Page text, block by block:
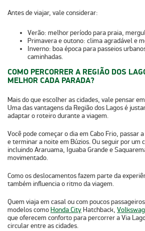
Antes de viajar, vale considerar:
Verão: melhor período para praia,
Primavera e outono: clima agradável e
Inverno: boa época para passeios
caminhadas.
COMO PERCORRER A REGIÃO DOS
MELHOR CADA PARADA?
Mais do que escolher as cidades, vale pensar
Uma das vantagens da Região dos Lagos é
adaptar o roteiro durante a viagem.
Você podecomeçar o dia em Cabo Frio, passar
e terminar a noite em Búzios.Ou seguir por um
incluindo Araruama, Iguaba Grande e
movimentado.
Como os deslocamentos fazem parte da
também influencia o ritmo da viagem.
Quem viaja em casal ou com poucos
modelos comoHonda CityHatchback,
que oferecem conforto para percorrer aVia
circular entre as cidades.